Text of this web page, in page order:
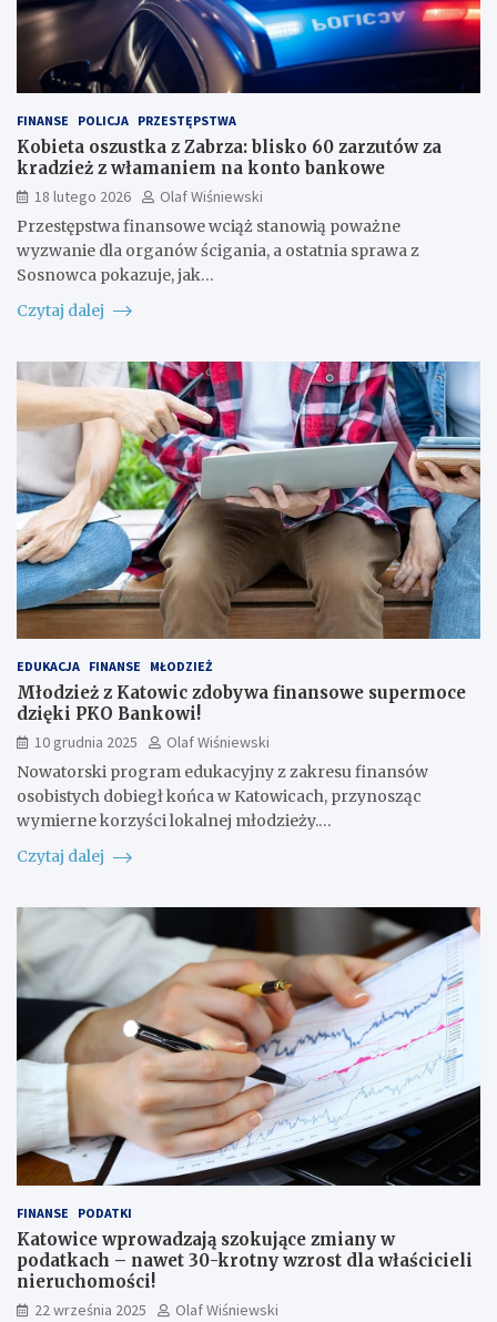
FINANSE POLICJA PRZESTĘPSTWA
Kobieta oszustka z Zabrza: blisko 60 zarzutów za
kradzież z włamaniem na konto bankowe
18 lutego 2026
Olaf Wiśniewski
Przestępstwa finansowe wciąż stanowią poważne
wyzwanie dla organów ścigania, a ostatnia sprawa z
Sosnowca pokazuje, jak…
Czytaj dalej
EDUKACJA FINANSE MŁODZIEŻ
Młodzież z Katowic zdobywa finansowe supermoce
dzięki PKO Bankowi!
10 grudnia 2025
Olaf Wiśniewski
Nowatorski program edukacyjny z zakresu finansów
osobistych dobiegł końca w Katowicach, przynosząc
wymierne korzyści lokalnej młodzieży.…
Czytaj dalej
FINANSE PODATKI
Katowice wprowadzają szokujące zmiany w
podatkach – nawet 30-krotny wzrost dla właścicieli
nieruchomości!
22 września 2025
Olaf Wiśniewski